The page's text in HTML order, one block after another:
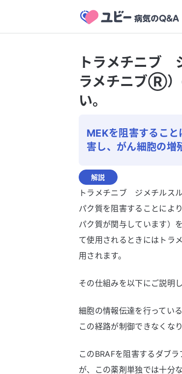
トラメチニブ
ラメチニブⓇ）
い。
MEKを阻害するこ
害し、がん細胞の増
解説
トラメチニブ ジメチルス
パク質を阻害することによ
パク質が関与しています）を
て使用されるときにはトラ
用されます。
その仕組みを以下にご説明し
細胞の情報伝達を行ってい
この経路が制御できなくな
このBRAFを阻害するダブ
が、この薬剤単独では十分